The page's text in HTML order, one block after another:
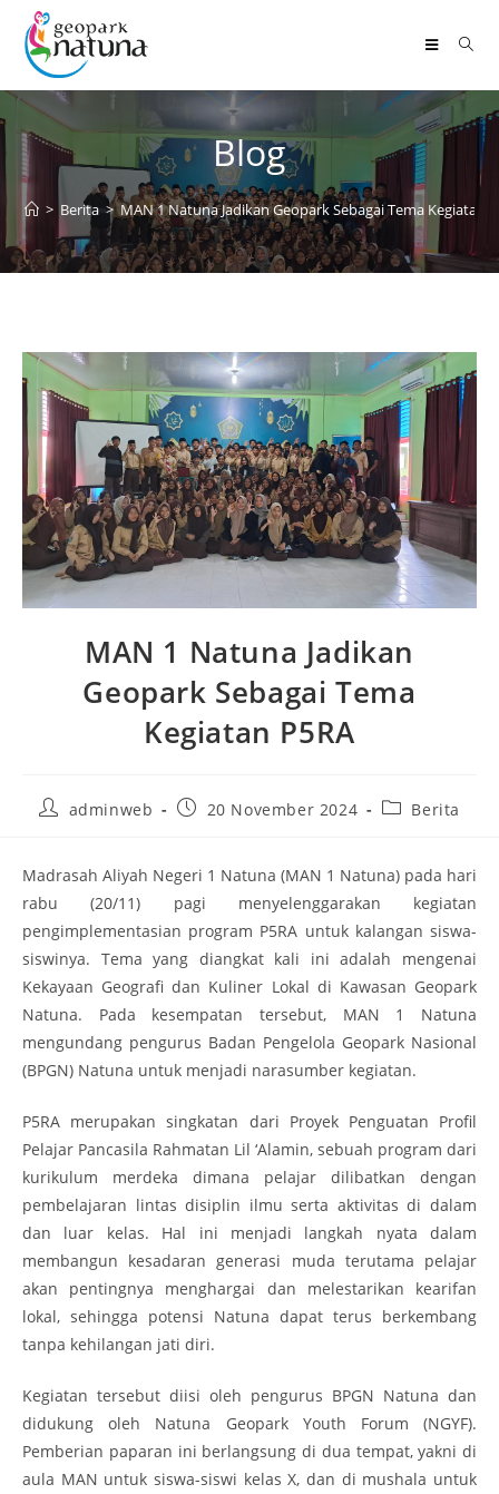
Blog
> Berita > MAN 1 Natuna Jadikan Geopark Sebagai Tema Kegiatan
MAN 1 Natuna Jadikan
Geopark Sebagai Tema
Kegiatan P5RA
adminweb 20 November 2024 Berita
Madrasah Aliyah Negeri 1 Natuna (MAN 1 Natuna) pada hari
rabu (20/11) pagi menyelenggarakan kegiatan
pengimplementasian program P5RA untuk kalangan siswa-
siswinya. Tema yang diangkat kali ini adalah mengenai
Kekayaan Geografi dan Kuliner Lokal di Kawasan Geopark
Natuna. Pada kesempatan tersebut, MAN 1 Natuna
mengundang pengurus Badan Pengelola Geopark Nasional
(BPGN) Natuna untuk menjadi narasumber kegiatan.
P5RA merupakan singkatan dari Proyek Penguatan Profil
Pelajar Pancasila Rahmatan Lil ‘Alamin, sebuah program dari
kurikulum merdeka dimana pelajar dilibatkan dengan
pembelajaran lintas disiplin ilmu serta aktivitas di dalam
dan luar kelas. Hal ini menjadi langkah nyata dalam
membangun kesadaran generasi muda terutama pelajar
akan pentingnya menghargai dan melestarikan kearifan
lokal, sehingga potensi Natuna dapat terus berkembang
tanpa kehilangan jati diri.
Kegiatan tersebut diisi oleh pengurus BPGN Natuna dan
didukung oleh Natuna Geopark Youth Forum (NGYF).
Pemberian paparan ini berlangsung di dua tempat, yakni di
aula MAN untuk siswa-siswi kelas X, dan di mushala untuk